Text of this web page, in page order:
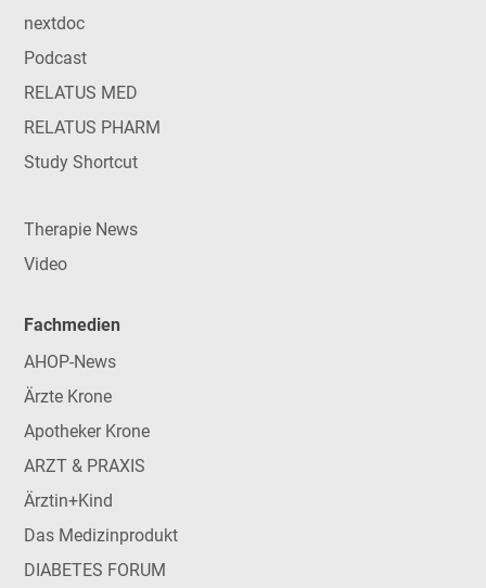
nextdoc
Podcast
RELATUS MED
RELATUS PHARM
Study Shortcut
Therapie News
Video
Fachmedien
AHOP-News
Ärzte Krone
Apotheker Krone
ARZT & PRAXIS
Ärztin+Kind
Das Medizinprodukt
DIABETES FORUM